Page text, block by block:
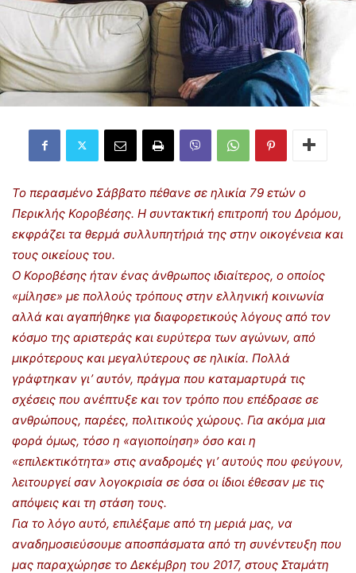
Το περασμένο Σάββατο πέθανε σε ηλικία 79 ετών ο
Περικλής Κοροβέσης. Η συντακτική επιτροπή του Δρόμου,
εκφράζει τα θερμά συλλυπητήριά της στην οικογένεια και
τους οικείους του.
Ο Κοροβέσης ήταν ένας άνθρωπος ιδιαίτερος, ο οποίος
«μίλησε» με πολλούς τρόπους στην ελληνική κοινωνία
αλλά και αγαπήθηκε για διαφορετικούς λόγους από τον
κόσμο της αριστεράς και ευρύτερα των αγώνων, από
μικρότερους και μεγαλύτερους σε ηλικία. Πολλά
γράφτηκαν γι’ αυτόν, πράγμα που καταμαρτυρά τις
σχέσεις που ανέπτυξε και τον τρόπο που επέδρασε σε
ανθρώπους, παρέες, πολιτικούς χώρους. Για ακόμα μια
φορά όμως, τόσο η «αγιοποίηση» όσο και η
«επιλεκτικότητα» στις αναδρομές γι’ αυτούς που φεύγουν,
λειτουργεί σαν λογοκρισία σε όσα οι ίδιοι έθεσαν με τις
απόψεις και τη στάση τους.
Για το λόγο αυτό, επιλέξαμε από τη μεριά μας, να
αναδημοσιεύσουμε αποσπάσματα από τη συνέντευξη που
μας παραχώρησε το Δεκέμβρη του 2017, στους Σταμάτη